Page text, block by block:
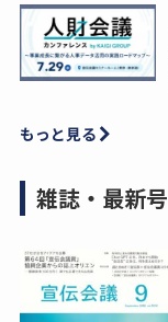
もっと見る
雑誌・最新号